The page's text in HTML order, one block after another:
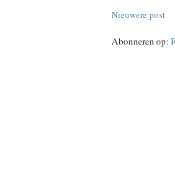
Nieuwere post
Abonneren op: